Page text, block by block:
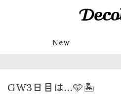
New
GW3日目は...🩵🏝️